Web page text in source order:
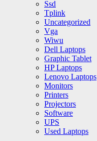
Ssd
Tplink
Uncategorized
Vga
Wiwu
Dell Laptops
Graphic Tablet
HP Laptops
Lenovo Laptops
Monitors
Printers
Projectors
Software
UPS
Used Laptops